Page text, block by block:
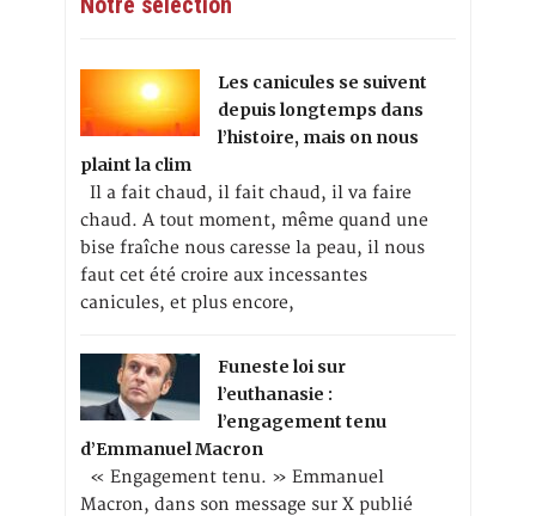
Les canicules se suivent
depuis longtemps dans
l’histoire, mais on nous
plaint la clim
Il a fait chaud, il fait chaud, il va faire
chaud. A tout moment, même quand une
bise fraîche nous caresse la peau, il nous
faut cet été croire aux incessantes
canicules, et plus encore,
Funeste loi sur
l’euthanasie :
l’engagement tenu
d’Emmanuel Macron
« Engagement tenu. » Emmanuel
Macron, dans son message sur X publié